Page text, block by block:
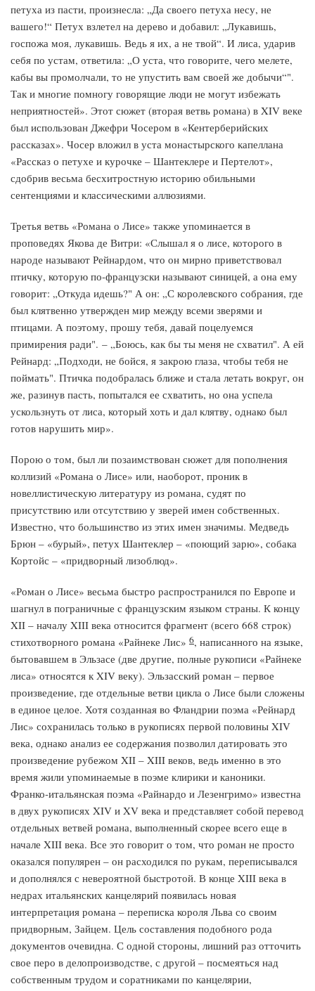
петуха из пасти, произнесла: „Да своего петуха несу, не
вашего!“ Петух взлетел на дерево и добавил: „Лукавишь,
госпожа моя, лукавишь. Ведь я их, а не твой“. И лиса, ударив
себя по устам, ответила: „О уста, что говорите, чего мелете,
кабы вы промолчали, то не упустить вам своей же добычи“".
Так и многие помногу говорящие люди не могут избежать
неприятностей». Этот сюжет (вторая ветвь романа) в XIV веке
был использован Джефри Чосером в «Кентерберийских
рассказах». Чосер вложил в уста монастырского капеллана
«Рассказ о петухе и курочке – Шантеклере и Пертелот»,
сдобрив весьма бесхитростную историю обильными
сентенциями и классическими аллюзиями.
Третья ветвь «Романа о Лисе» также упоминается в
проповедях Якова де Витри: «Слышал я о лисе, которого в
народе называют Рейнардом, что он мирно приветствовал
птичку, которую по-французски называют синицей, а она ему
говорит: „Откуда идешь?" А он: „С королевского собрания, где
был клятвенно утвержден мир между всеми зверями и
птицами. А поэтому, прошу тебя, давай поцелуемся
примирения ради". – „Боюсь, как бы ты меня не схватил". А ей
Рейнард: „Подходи, не бойся, я закрою глаза, чтобы тебя не
поймать". Птичка подобралась ближе и стала летать вокруг, он
же, разинув пасть, попытался ее схватить, но она успела
ускользнуть от лиса, который хоть и дал клятву, однако был
готов нарушить мир».
Порою о том, был ли позаимствован сюжет для пополнения
коллизий «Романа о Лисе» или, наоборот, проник в
новеллистическую литературу из романа, судят по
присутствию или отсутствию у зверей имен собственных.
Известно, что большинство из этих имен значимы. Медведь
Брюн – «бурый», петух Шантеклер – «поющий зарю», собака
Кортойс – «придворный лизоблюд».
«Роман о Лисе» весьма быстро распространился по Европе и
шагнул в пограничные с французским языком страны. К концу
XII – началу XIII века относится фрагмент (всего 668 строк)
стихотворного романа «Райнеке Лис» 6, написанного на языке,
бытовавшем в Эльзасе (две другие, полные рукописи «Райнеке
лиса» относятся к XIV веку). Эльзасский роман – первое
произведение, где отдельные ветви цикла о Лисе были сложены
в единое целое. Хотя созданная во Фландрии поэма «Рейнард
Лис» сохранилась только в рукописях первой половины XIV
века, однако анализ ее содержания позволил датировать это
произведение рубежом XII – XIII веков, ведь именно в это
время жили упоминаемые в поэме клирики и каноники.
Франко-итальянская поэма «Райнардо и Лезенгримо» известна
в двух рукописях XIV и XV века и представляет собой перевод
отдельных ветвей романа, выполненный скорее всего еще в
начале XIII века. Все это говорит о том, что роман не просто
оказался популярен – он расходился по рукам, переписывался
и дополнялся с невероятной быстротой. В конце XIII века в
недрах итальянских канцелярий появилась новая
интерпретация романа – переписка короля Льва со своим
придворным, Зайцем. Цель составления подобного рода
документов очевидна. С одной стороны, лишний раз отточить
свое перо в делопроизводстве, с другой – посмеяться над
собственным трудом и соратниками по канцелярии,